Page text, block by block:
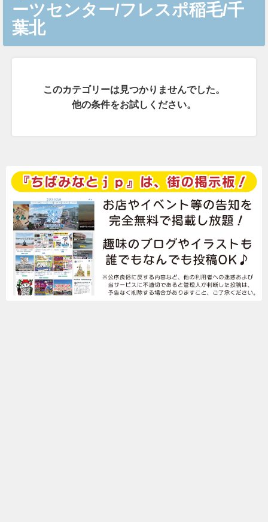
ーツセンター/フレスポ稲毛/千
葉北
このカテゴリーは見つかりませんでした。
他の条件をお試しください。